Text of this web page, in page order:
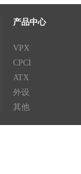
产品中心
VPX
CPCI
ATX
外设
其他